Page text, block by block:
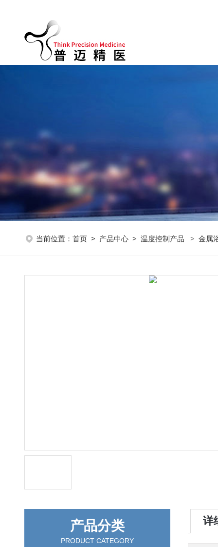
当前位置： 首页 > 产品中心 > 温度控制产品 > 金属
产品分类
PRODUCT CATEGORY
详